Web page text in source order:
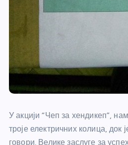
У акцији “Чеп за хендикеп”,
троје електричних колица,
говори. Велике заслуге за